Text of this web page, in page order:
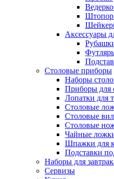
Аксессуары
Столовые приборы
Наборы
Приборы для
Лопатки для
Столовые
Столовые
Столовые
Чайные
Шпажки для
Подставки
Наборы для
Сервизы